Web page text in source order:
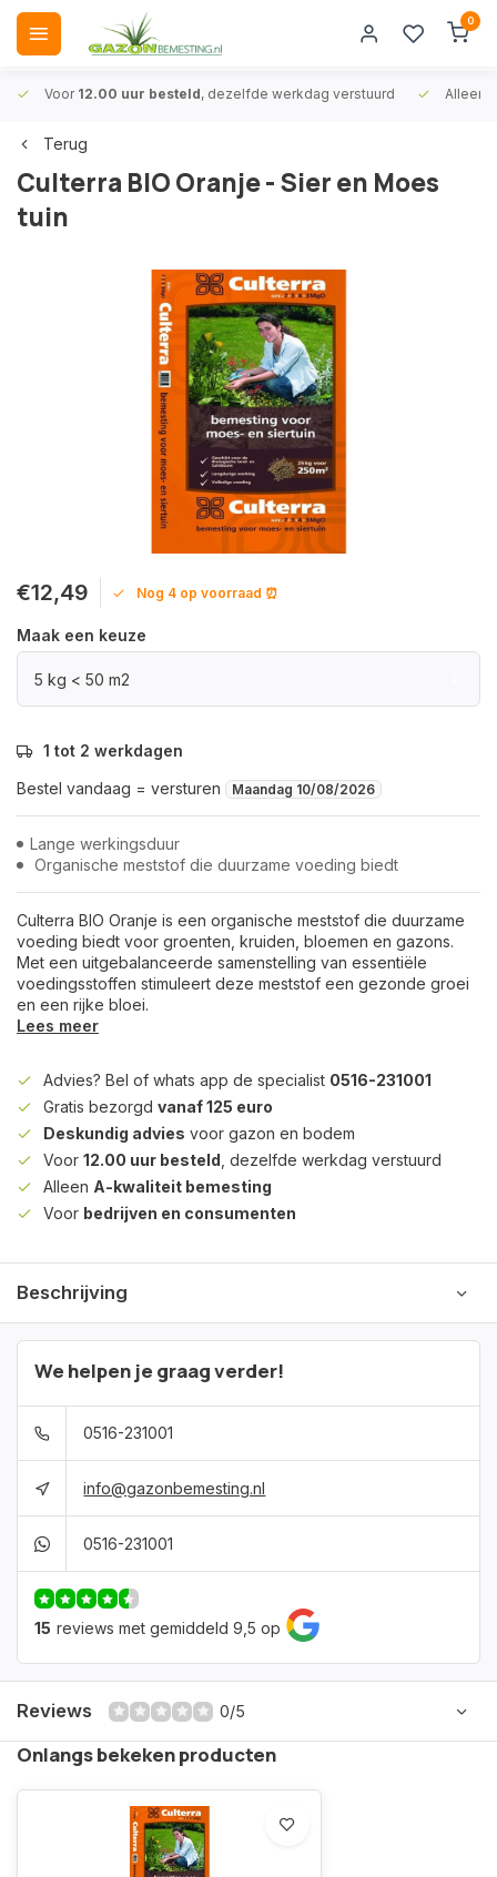
0
Voor 12.00 uur besteld, dezelfde werkdag verstuurd Alleen
Terug
Culterra BIO Oranje - Sier en Moes
tuin
€12,49 Nog 4 op voorraad ⏰
Maak een keuze
5 kg < 50 m2
1 tot 2 werkdagen
Bestel vandaag = versturen
Maandag 10/08/2026
Lange werkingsduur
Organische meststof die duurzame voeding biedt
Culterra BIO Oranje is een organische meststof die duurzame
voeding biedt voor groenten, kruiden, bloemen en gazons.
Met een uitgebalanceerde samenstelling van essentiële
voedingsstoffen stimuleert deze meststof een gezonde groei
en een rijke bloei.
Lees meer
Advies? Bel of whats app de specialist 0516-231001
Gratis bezorgd vanaf 125 euro
Deskundig advies voor gazon en bodem
Voor 12.00 uur besteld , dezelfde werkdag verstuurd
Alleen A-kwaliteit bemesting
Voor bedrijven en consumenten
Beschrijving
We helpen je graag verder!
0516-231001
info@gazonbemesting.nl
0516-231001
15 reviews met gemiddeld 9,5 op
Reviews 0/5
Onlangs bekeken producten